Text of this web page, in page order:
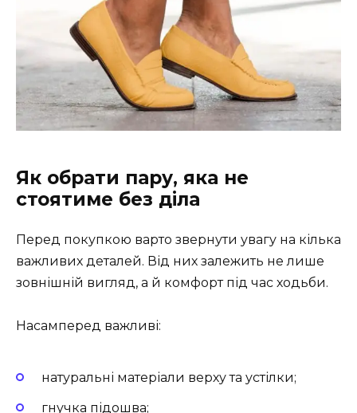
Як обрати пару, яка не
стоятиме без діла
Перед покупкою варто звернути увагу на кілька
важливих деталей. Від них залежить не лише
зовнішній вигляд, а й комфорт під час ходьби.
Насамперед важливі:
натуральні матеріали верху та устілки;
гнучка підошва;